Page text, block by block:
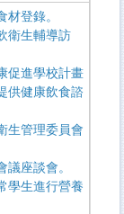
材登錄。
衛生輔導訪
促進學校計畫
供健康飲食諮
生管理委員會
議座談會。
學生進行營養